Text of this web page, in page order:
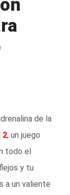
de la
2, un juego
todo el
y tu
a un valiente